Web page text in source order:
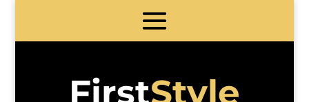
FirstStyle